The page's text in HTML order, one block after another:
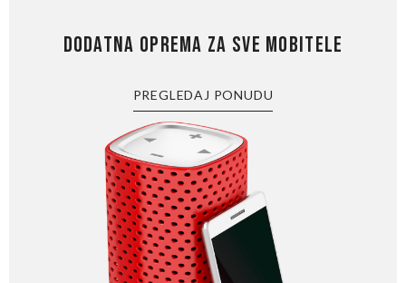
DODATNA OPREMA ZA SVE MOBITELE
PREGLEDAJ PONUDU